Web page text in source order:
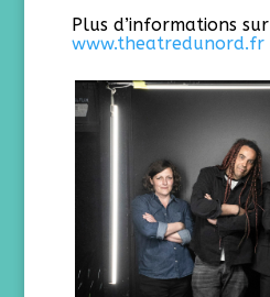
Plus d’informations sur
www.theatredunord.fr